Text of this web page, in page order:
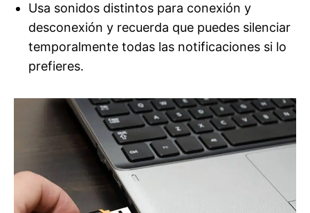
Usa sonidos distintos para conexión y
desconexión y recuerda que puedes silenciar
temporalmente todas las notificaciones si lo
prefieres.